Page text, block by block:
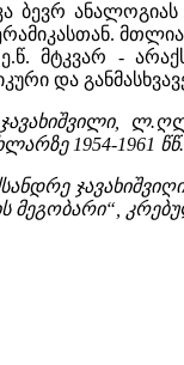
ბევრ
ე.წ. მტკვარ -
და
1954-1961
მეგობარი“,